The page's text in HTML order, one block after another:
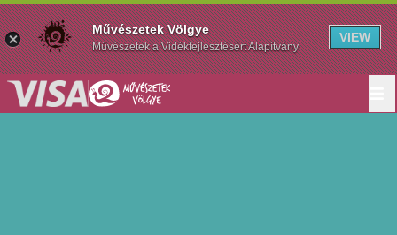
Művészetek Völgye
Művészetek a Vidékfejlesztésért Alapítvány
VIEW